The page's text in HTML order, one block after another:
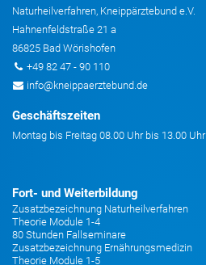
Naturheilverfahren, Kneippärztebund e.V.
Hahnenfeldstraße 21 a
86825 Bad Wörishofen
+49 82 47 - 90 110
info@kneippaerztebund.de
Geschäftszeiten
Montag bis Freitag 08.00 Uhr bis 13.00 Uhr
Fort- und Weiterbildung
Zusatzbezeichnung Naturheilverfahren
Theorie Module 1-4
80 Stunden Fallseminare
Zusatzbezeichnung Ernährungsmedizin
Theorie Module 1-5